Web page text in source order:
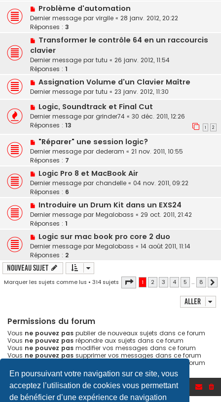
En poursuivant votre navigation sur ce site, vous
acceptez l’utilisation de cookies vous permettant
de bénéficier d’une expérience de navigation
Problème d'automation
Dernier message par virgile « 28 janv. 2012, 20:22
Réponses : 3
Transformer le contrôle 64 en un raccourcis
clavier
Dernier message par tutu « 26 janv. 2012, 11:54
Réponses : 1
Assignation Volume d'un Clavier Maître
Dernier message par tutu « 23 janv. 2012, 11:30
Logic, Soundtrack et Final Cut
Dernier message par grinder74 « 30 déc. 2011, 12:26
Réponses : 13 1 2
"Réparer" une session logic?
Dernier message par dederam « 21 nov. 2011, 10:55
Réponses : 7
Logic Pro 8 et MacBook Air
Dernier message par chandelle « 04 nov. 2011, 09:22
Réponses : 6
Introduire un Drum Kit dans un EXS24
Dernier message par Megalobass « 29 oct. 2011, 21:42
Réponses : 1
Logic sur mac book pro core 2 duo
Dernier message par Megalobass « 14 août 2011, 11:14
Réponses : 2
Nouveau sujet
Marquer les sujets comme lus • 314 sujets Page 1sur8
1 2 3 4 5 … 8
Aller
Permissions du forum
Vous ne pouvez pas publier de nouveaux sujets dans ce forum
Vous ne pouvez pas répondre aux sujets dans ce forum
Vous ne pouvez pas modifier vos messages dans ce forum
Vous ne pouvez pas supprimer vos messages dans ce forum
transférer de pièces jointes dans ce forum
Accueil du forum